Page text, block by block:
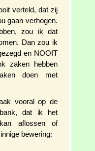
verteld, dat zij
gaan verhogen.
zou ik dat
Dan zou ik
en NOOIT
zaken hebben
doen met
vooral op de
dat ik het
aflossen of
bewering: